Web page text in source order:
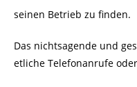
seinen Betrieb zu finden.
Das nichtsagende und
etliche Telefonanrufe